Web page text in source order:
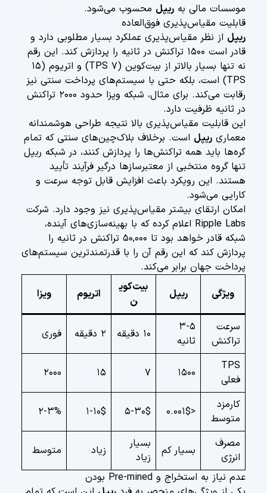
موسسات مالی به ریپل محسوب می‌شود.
قابلیت مقیاس‌پذیری فوق‌العاده
ریپل از نظر مقیاس‌پذیری عملکرد بسیار مطلوبی دارد و
قادر است ۱۵۰۰ تراکنش در ثانیه را پردازش کند. این رقم
نه تنها بسیار بالاتر از بیت‌کوین (۷ TPS) و اتریوم (۱۵
TPS) است، بلکه حتی با سیستم‌های پرداخت سنتی نیز
رقابت می‌کند. برای مثال، شبکه ویزا حدود ۲۰۰۰ تراکنش
در ثانیه ظرفیت دارد.
این قابلیت مقیاس‌پذیری بالا نتیجه طراحی هوشمندانه
معماری ریپل است. برخلاف بلاک‌چین‌های سنتی که تمام
گره‌ها باید همه تراکنش‌ها را پردازش کنند، در شبکه ریپل
تنها گروه منتخبی از معتبرسازها درگیر فرآیند تأیید
هستند. این رویکرد باعث افزایش قابل توجه سرعت و
کارایی می‌شود.
امکان ارتقای بیشتر مقیاس‌پذیری نیز وجود دارد. شرکت
Ripple Labs اعلام کرده که با بهینه‌سازی‌های آینده،
شبکه قادر خواهد بود تا ۵۰,۰۰۰ تراکنش در ثانیه را
پردازش کند که این رقم آن را با قدرتمندترین سیستم‌های
پرداخت جهان برابر می‌کند.
ویژگی
ریپل
بیت‌کوی
ن
اتریوم ویزا
سرعت
تراکنش
۳-۵
ثانیه
۱۰ دقیقه ۲ دقیقه فوری
TPS
فعلی
۱۵۰۰ ۷ ۱۵ ۲۰۰۰
کارمزد
متوسط
<۰.۰۰۱$ ۵-۳۰$ ۱-۱۰$ ۲-۳%
مصرف
انرژی
بسیار کم
بسیار
زیاد
زیاد
متوسط
عدم نیاز به استخراج و Pre-mined بودن